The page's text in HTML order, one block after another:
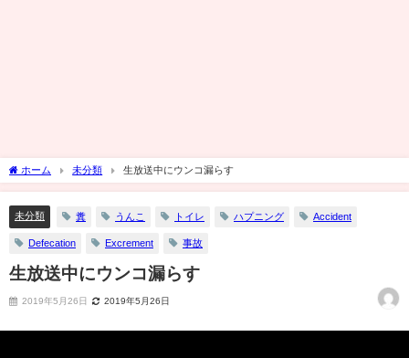
ホーム 未分類 生放送中にウンコ漏らす
未分類 糞 うんこ トイレ ハプニング Accident
Defecation Excrement 事故
生放送中にウンコ漏らす
2019年5月26日 2019年5月26日